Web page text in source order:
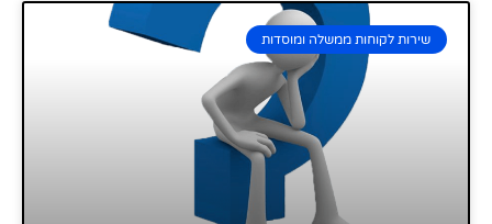
שירות לקוחות ממשלה ומוסדות